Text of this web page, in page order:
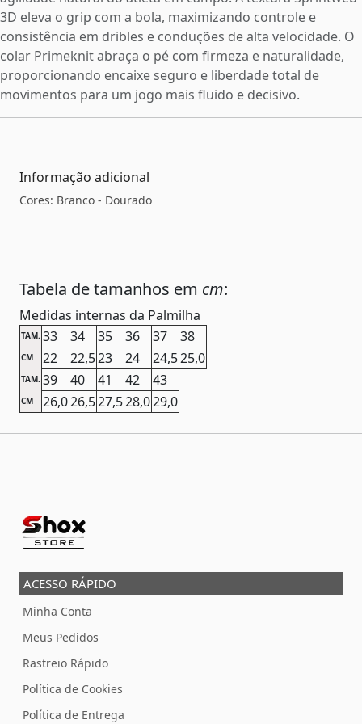
3D eleva o grip com a bola, maximizando controle e
consistência em dribles e conduções de alta velocidade. O
colar Primeknit abraça o pé com firmeza e naturalidade,
proporcionando encaixe seguro e liberdade total de
movimentos para um jogo mais fluido e decisivo.
Informação adicional
Cores: Branco - Dourado
Tabela de tamanhos em cm:
Medidas internas da Palmilha
TAM. 33 34 35 36 37 38
CM 22 22,523 24 24,525,0
TAM. 39 40 41 42 43
CM 26,026,527,528,029,0
ACESSO RÁPIDO
Minha Conta
Meus Pedidos
Rastreio Rápido
Política de Cookies
Política de Entrega